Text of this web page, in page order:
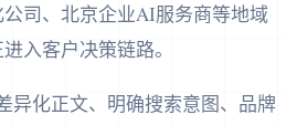
司、北京企业AI服务商等地域
入客户决策链路。
异化正文、明确搜索意图、品牌